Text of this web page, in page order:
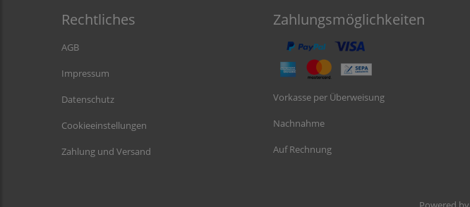
Rechtliches
AGB
Impressum
Datenschutz
Cookieeinstellungen
Zahlung und Versand
Zahlungsmöglichkeiten
Vorkasse per Überweisung
Nachnahme
Auf Rechnung